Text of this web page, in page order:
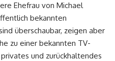
Ehefrau von Michael
bekannten
überschaubar, zeigen aber
zu einer bekannten TV-
und zurückhaltendes